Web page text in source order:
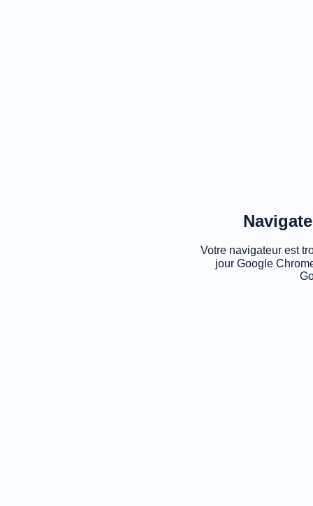
Votre navigateur est
jour Google